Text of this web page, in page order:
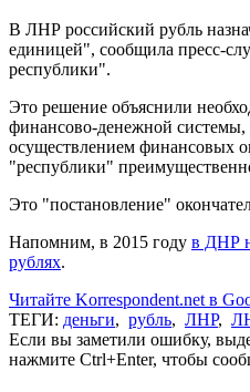
В ЛНР российский рубль
единицей", сообщила пресс-
республики".
Это решение объяснили
финансово-денежной системы,
осуществлением финансовых
"республики"
Это "постановление"
Напомним, в 2015 году в ДНР
рублях.
Читайте Korrespondent.net в
ТЕГИ: деньги, рубль, ЛНР,
Если вы заметили ошибку,
нажмите Ctrl+Enter, чтобы